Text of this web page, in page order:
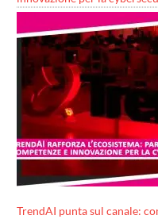
TrendAI punta sul canale: